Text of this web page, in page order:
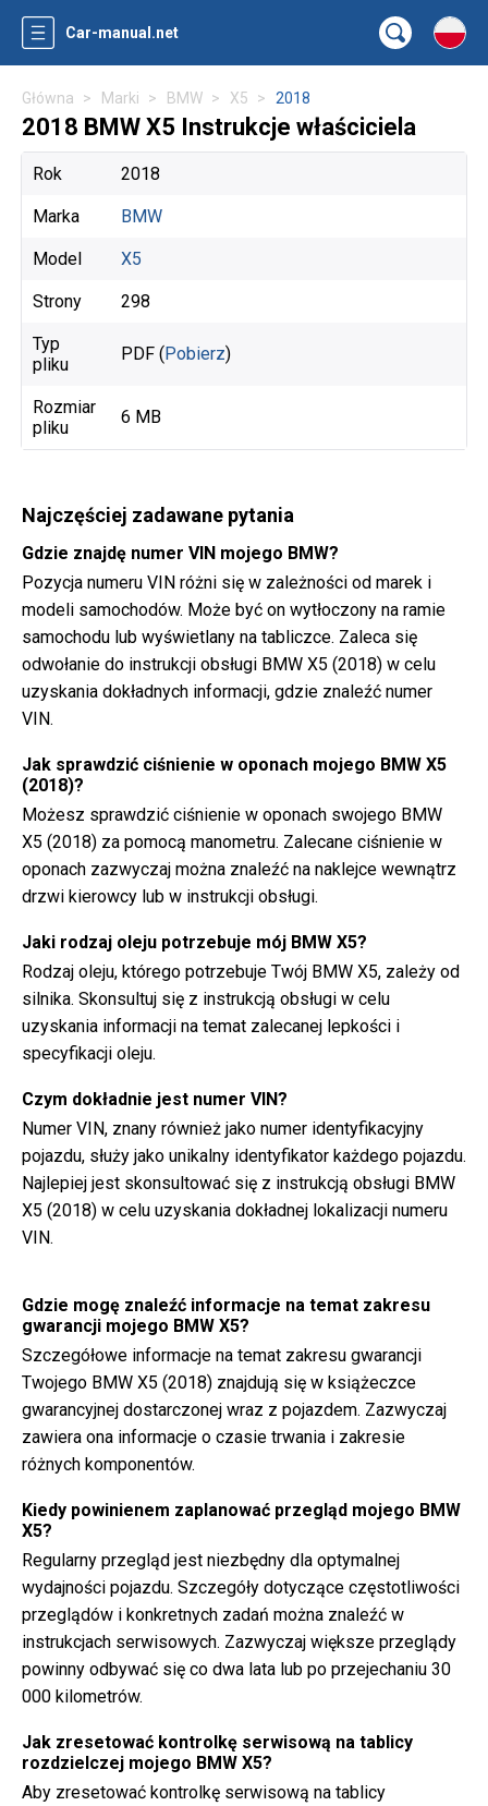
Car-manual.net
Główna Marki BMW X5 2018
2018 BMW X5 Instrukcje właściciela
Rok 2018
Marka BMW
Model X5
Strony 298
Typ
pliku
PDF (Pobierz)
Rozmiar
pliku
6 MB
Najczęściej zadawane pytania
Gdzie znajdę numer VIN mojego BMW?
Pozycja numeru VIN różni się w zależności od marek i
modeli samochodów. Może być on wytłoczony na ramie
samochodu lub wyświetlany na tabliczce. Zaleca się
odwołanie do instrukcji obsługi BMW X5 (2018) w celu
uzyskania dokładnych informacji, gdzie znaleźć numer
VIN.
Jak sprawdzić ciśnienie w oponach mojego BMW X5
(2018)?
Możesz sprawdzić ciśnienie w oponach swojego BMW
X5 (2018) za pomocą manometru. Zalecane ciśnienie w
oponach zazwyczaj można znaleźć na naklejce wewnątrz
drzwi kierowcy lub w instrukcji obsługi.
Jaki rodzaj oleju potrzebuje mój BMW X5?
Rodzaj oleju, którego potrzebuje Twój BMW X5, zależy od
silnika. Skonsultuj się z instrukcją obsługi w celu
uzyskania informacji na temat zalecanej lepkości i
specyfikacji oleju.
Czym dokładnie jest numer VIN?
Numer VIN, znany również jako numer identyfikacyjny
pojazdu, służy jako unikalny identyfikator każdego pojazdu.
Najlepiej jest skonsultować się z instrukcją obsługi BMW
X5 (2018) w celu uzyskania dokładnej lokalizacji numeru
VIN.
Gdzie mogę znaleźć informacje na temat zakresu
gwarancji mojego BMW X5?
Szczegółowe informacje na temat zakresu gwarancji
Twojego BMW X5 (2018) znajdują się w książeczce
gwarancyjnej dostarczonej wraz z pojazdem. Zazwyczaj
zawiera ona informacje o czasie trwania i zakresie
różnych komponentów.
Kiedy powinienem zaplanować przegląd mojego BMW
X5?
Regularny przegląd jest niezbędny dla optymalnej
wydajności pojazdu. Szczegóły dotyczące częstotliwości
przeglądów i konkretnych zadań można znaleźć w
instrukcjach serwisowych. Zazwyczaj większe przeglądy
powinny odbywać się co dwa lata lub po przejechaniu 30
000 kilometrów.
Jak zresetować kontrolkę serwisową na tablicy
rozdzielczej mojego BMW X5?
Aby zresetować kontrolkę serwisową na tablicy